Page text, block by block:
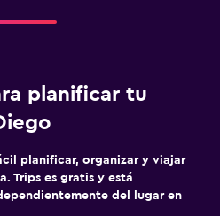
planificar tu
planificar, organizar y viajar
Trips es gratis y está
del lugar en